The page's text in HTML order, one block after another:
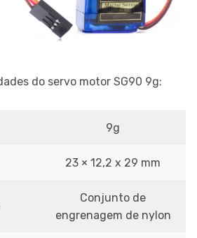
do servo motor SG90 9g:
9g
23 × 12,2 x 29 mm
Conjunto de
engrenagem de nylon